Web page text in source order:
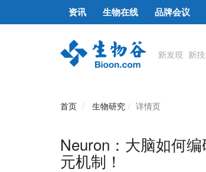
资讯 生物在线 品牌会议
首页 生物研究 详情页
Neuron：大脑如何
元机制！